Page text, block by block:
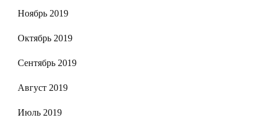
Ноябрь 2019
Октябрь 2019
Сентябрь 2019
Август 2019
Июль 2019